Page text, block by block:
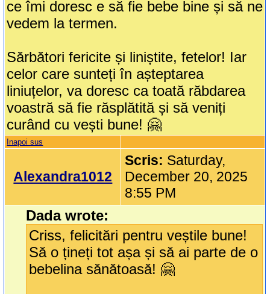
ce îmi doresc e să fie bebe bine și să ne
vedem la termen.
Sărbători fericite și liniștite, fetelor! Iar
celor care sunteți în așteptarea
liniuțelor, va doresc ca toată răbdarea
voastră să fie răsplătită și să veniți
curând cu vești bune! 🤗
Inapoi sus
Alexandra1012
Scris: Saturday,
December 20, 2025
8:55 PM
Dada wrote:
Criss, felicitări pentru veștile bune!
Să o țineți tot așa și să ai parte de o
bebelina sănătoasă! 🤗